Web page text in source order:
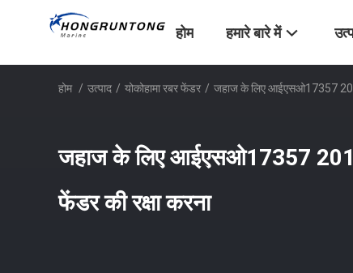
होम हमारे बारे में
होम / उत्पाद / योकोहामा रबर फेंडर / जहाज के लिए आईएसओ17357
जहाज के लिए आईएसओ17357
फेंडर की रक्षा करना